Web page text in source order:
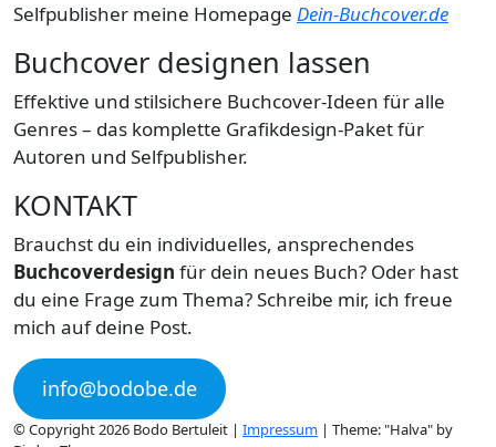
Selfpublisher meine Homepage Dein-Buchcover.de
Buchcover designen lassen
Effektive und stilsichere Buchcover-Ideen für alle
Genres – das komplette Grafikdesign-Paket für
Autoren und Selfpublisher.
KONTAKT
Brauchst du ein individuelles, ansprechendes
Buchcoverdesign für dein neues Buch? Oder hast
du eine Frage zum Thema? Schreibe mir, ich freue
mich auf deine Post.
info@bodobe.de
© Copyright 2026 Bodo Bertuleit | Impressum | Theme: "Halva" by